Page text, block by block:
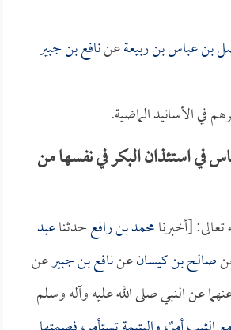
بن عباس بن ربيعةعننافع بن جبير
في الأسانيد الماضية.
استئذان البكر في نفسها من
[أخبرنامحمد بن رافعحدثناعبد
صالح بن كيسانعننافع بن جبيرعن
عن النبي صلى الله عليه وآله وسلم